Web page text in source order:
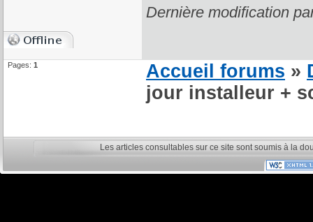
Dernière modification
Pages: 1 Accueil forums »
jour installeur +
Les articles consultables sur ce site sont soumis à la